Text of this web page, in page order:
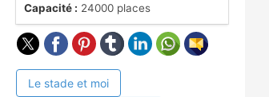
Capacité : 24000 places
Le stade et moi